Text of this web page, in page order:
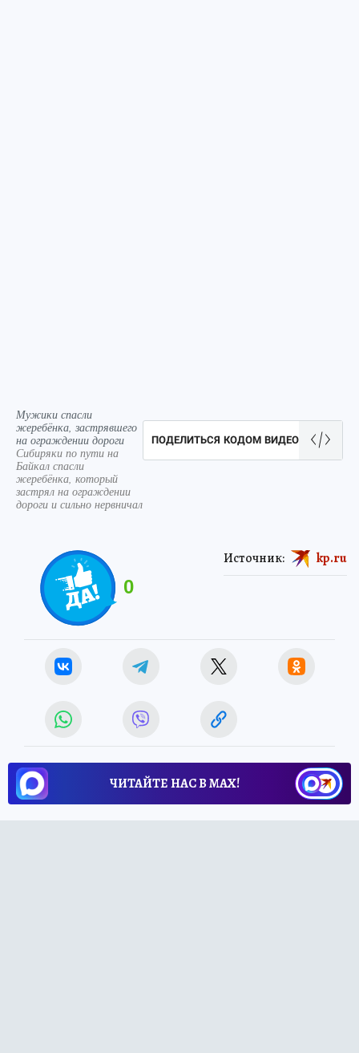
Мужики спасли
жеребёнка, застрявшего
на ограждении дороги
Сибиряки по пути на
Байкал спасли
жеребёнка, который
застрял на ограждении
дороги и сильно нервничал
ПОДЕЛИТЬСЯ КОДОМ ВИДЕО
0
Источник: kp.ru
ЧИТАЙТЕ НАС В МАХ!